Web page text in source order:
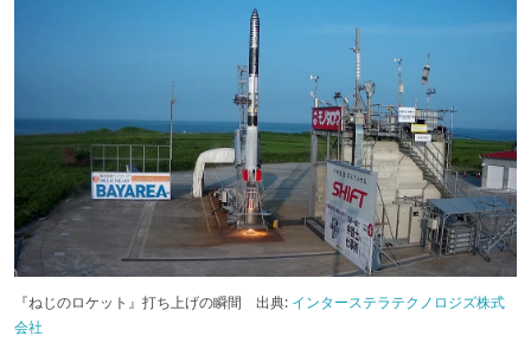
『ねじのロケット』打ち上げの瞬間 出典: インターステラテクノロジズ株式
会社